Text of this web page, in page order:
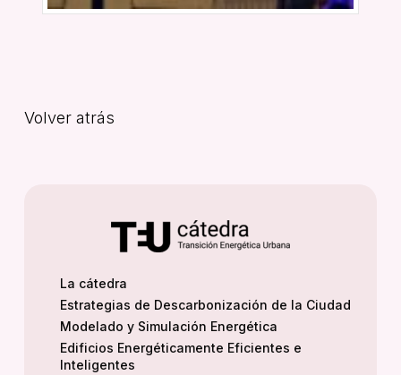
Volver atrás
La cátedra
Estrategias de Descarbonización de la Ciudad
Modelado y Simulación Energética
Edificios Energéticamente Eficientes e
Inteligentes